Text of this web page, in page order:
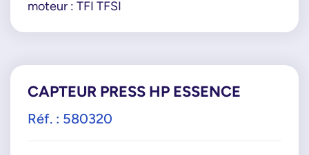
moteur : TFI TFSI
CAPTEUR PRESS HP ESSENCE
Réf. : 580320